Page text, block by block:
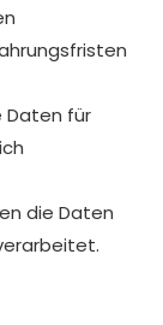
Daten für
die Daten